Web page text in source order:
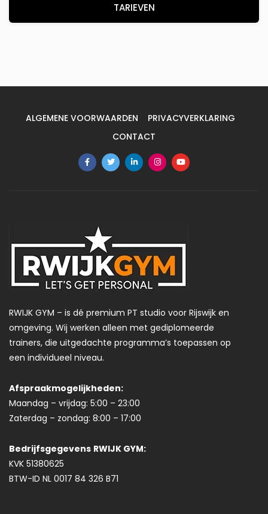
TARIEVEN
ALGEMENE VOORWAARDEN
PRIVACYVERKLARING
CONTACT
RWIJK GYM – is dé premium PT studio voor Rijswijk en
omgeving. Wij werken alleen met gediplomeerde
trainers, die uitgedachte programma’s toepassen op
een individueel niveau.
Afspraakmogelijkheden:
Maandag – vrijdag: 5:00 – 23:00
Zaterdag – zondag: 8:00 – 17:00
Bedrijfsgegevens RWIJK GYM:
KVK 51380625
BTW-ID NL 0017 84 326 B71